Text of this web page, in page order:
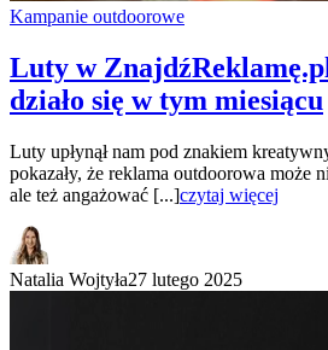
Kampanie outdoorowe
Luty w
działo się w tym miesiącu
Luty upłynął nam pod znakiem
pokazały, że reklama outdoorowa może
ale też angażować [...]czytaj więcej
Natalia Wojtyła27 lutego 2025